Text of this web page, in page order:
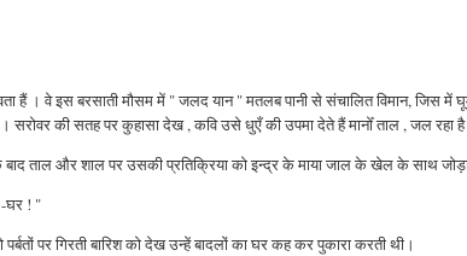
हैं । वे इस बरसाती मौसम में " जलद यान " मतलब पानी से संचालित विमान, जिस में
की सतह पर कुहासा देख , कवि उसे धुएँ की उपमा देते हैं मानोँ ताल , जल
बाद ताल और शाल पर उसकी प्रतिक्रिया को इन्द्र के माया जाल के खेल के साथ
-घर ! "
पर गिरती बारिश को देख उन्हें बादलों का घर कहकर पुकाराकरती थी।